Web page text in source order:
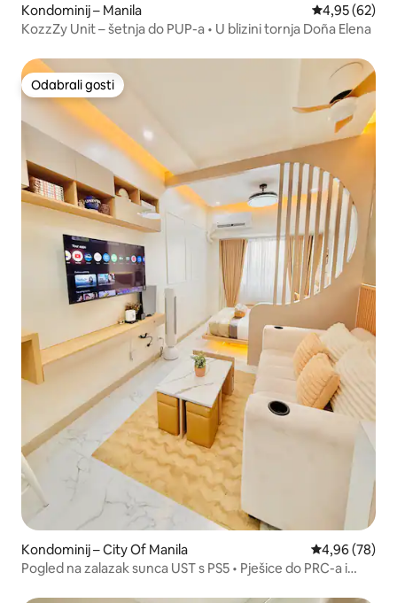
Kondominij – Manila Prosječna
4,95 (62)
KozzZy Unit – šetnja do PUP-a • U blizini tornja Doña Elena
Odabrali gosti
Odabrali gosti
Kondominij – City Of Manila Prosječna
4,96 (78)
Pogled na zalazak sunca UST s PS5 • Pješice do PRC-a i